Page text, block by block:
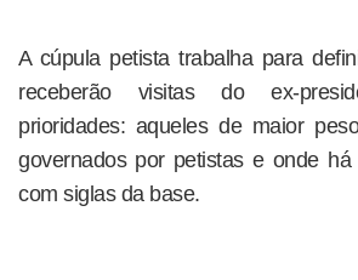
A cúpula petista trabalha para
receberão visitas do ex-
prioridades: aqueles de maior
governados por petistas e onde há
com siglas da base.